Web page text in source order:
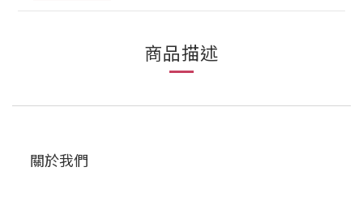
商品描述
關於我們